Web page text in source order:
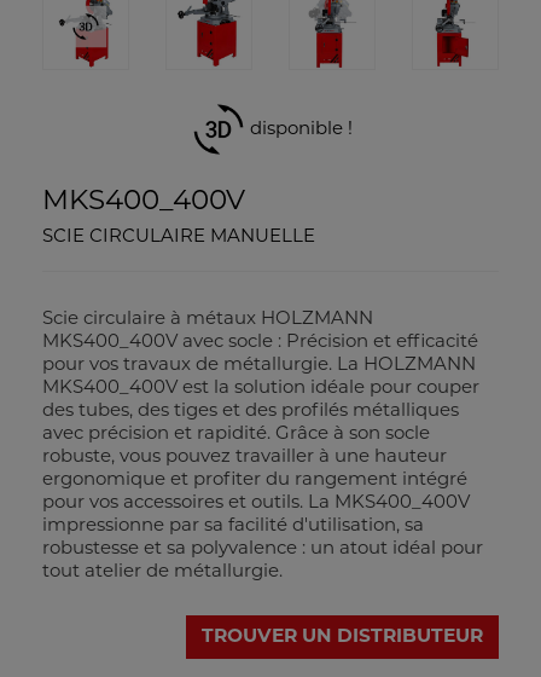
disponible !
MKS400_400V
SCIE CIRCULAIRE MANUELLE
Scie circulaire à métaux HOLZMANN
MKS400_400V avec socle : Précision et efficacité
pour vos travaux de métallurgie. La HOLZMANN
MKS400_400V est la solution idéale pour couper
des tubes, des tiges et des profilés métalliques
avec précision et rapidité. Grâce à son socle
robuste, vous pouvez travailler à une hauteur
ergonomique et profiter du rangement intégré
pour vos accessoires et outils. La MKS400_400V
impressionne par sa facilité d'utilisation, sa
robustesse et sa polyvalence : un atout idéal pour
tout atelier de métallurgie.
TROUVER UN DISTRIBUTEUR